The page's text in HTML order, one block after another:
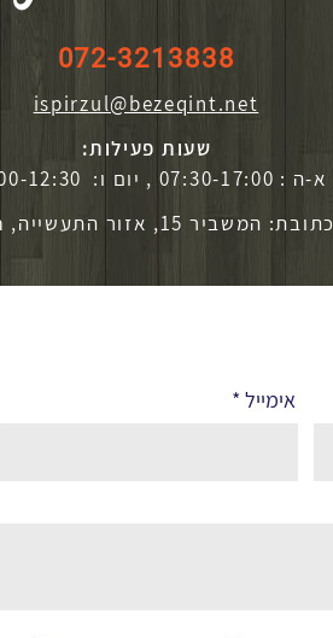
072-3213838
ispirzul@bezeqint.net
שעות פעילות:
א-ה : 07:30-17:00 , יום ו: 08:00-12:30
כתובת: המשביר 15, אזור התעשייה, חולון
אימייל